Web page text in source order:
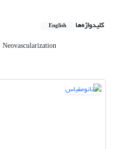
کلیدواژه‌ها English
Neovascularization